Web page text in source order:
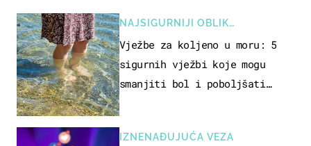
NAJSIGURNIJI OBLIK
REKREACIJE
Vježbe za koljeno u moru: 5
sigurnih vježbi koje mogu
smanjiti bol i poboljšati
IZNENAĐUJUĆA VEZA